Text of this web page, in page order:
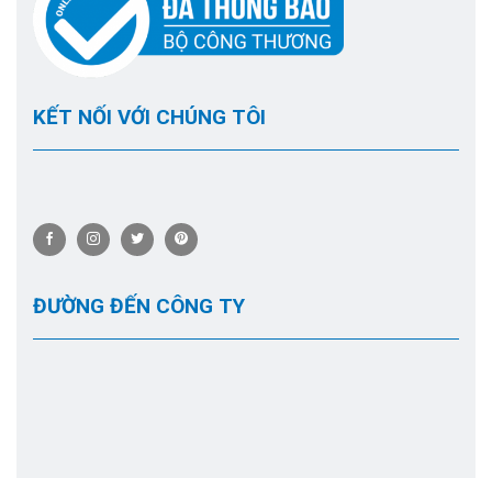
KẾT NỐI VỚI CHÚNG TÔI
ĐƯỜNG ĐẾN CÔNG TY